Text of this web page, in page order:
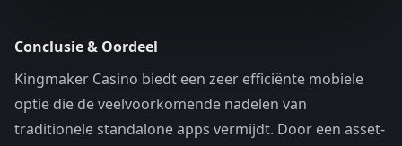
Conclusie & Oordeel
Kingmaker Casino biedt een zeer efficiënte mobiele
optie die de veelvoorkomende nadelen van
traditionele standalone apps vermijdt. Door een asset-